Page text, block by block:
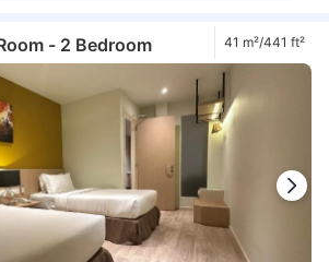
- 2 Bedroom 41 m²/441 ft²